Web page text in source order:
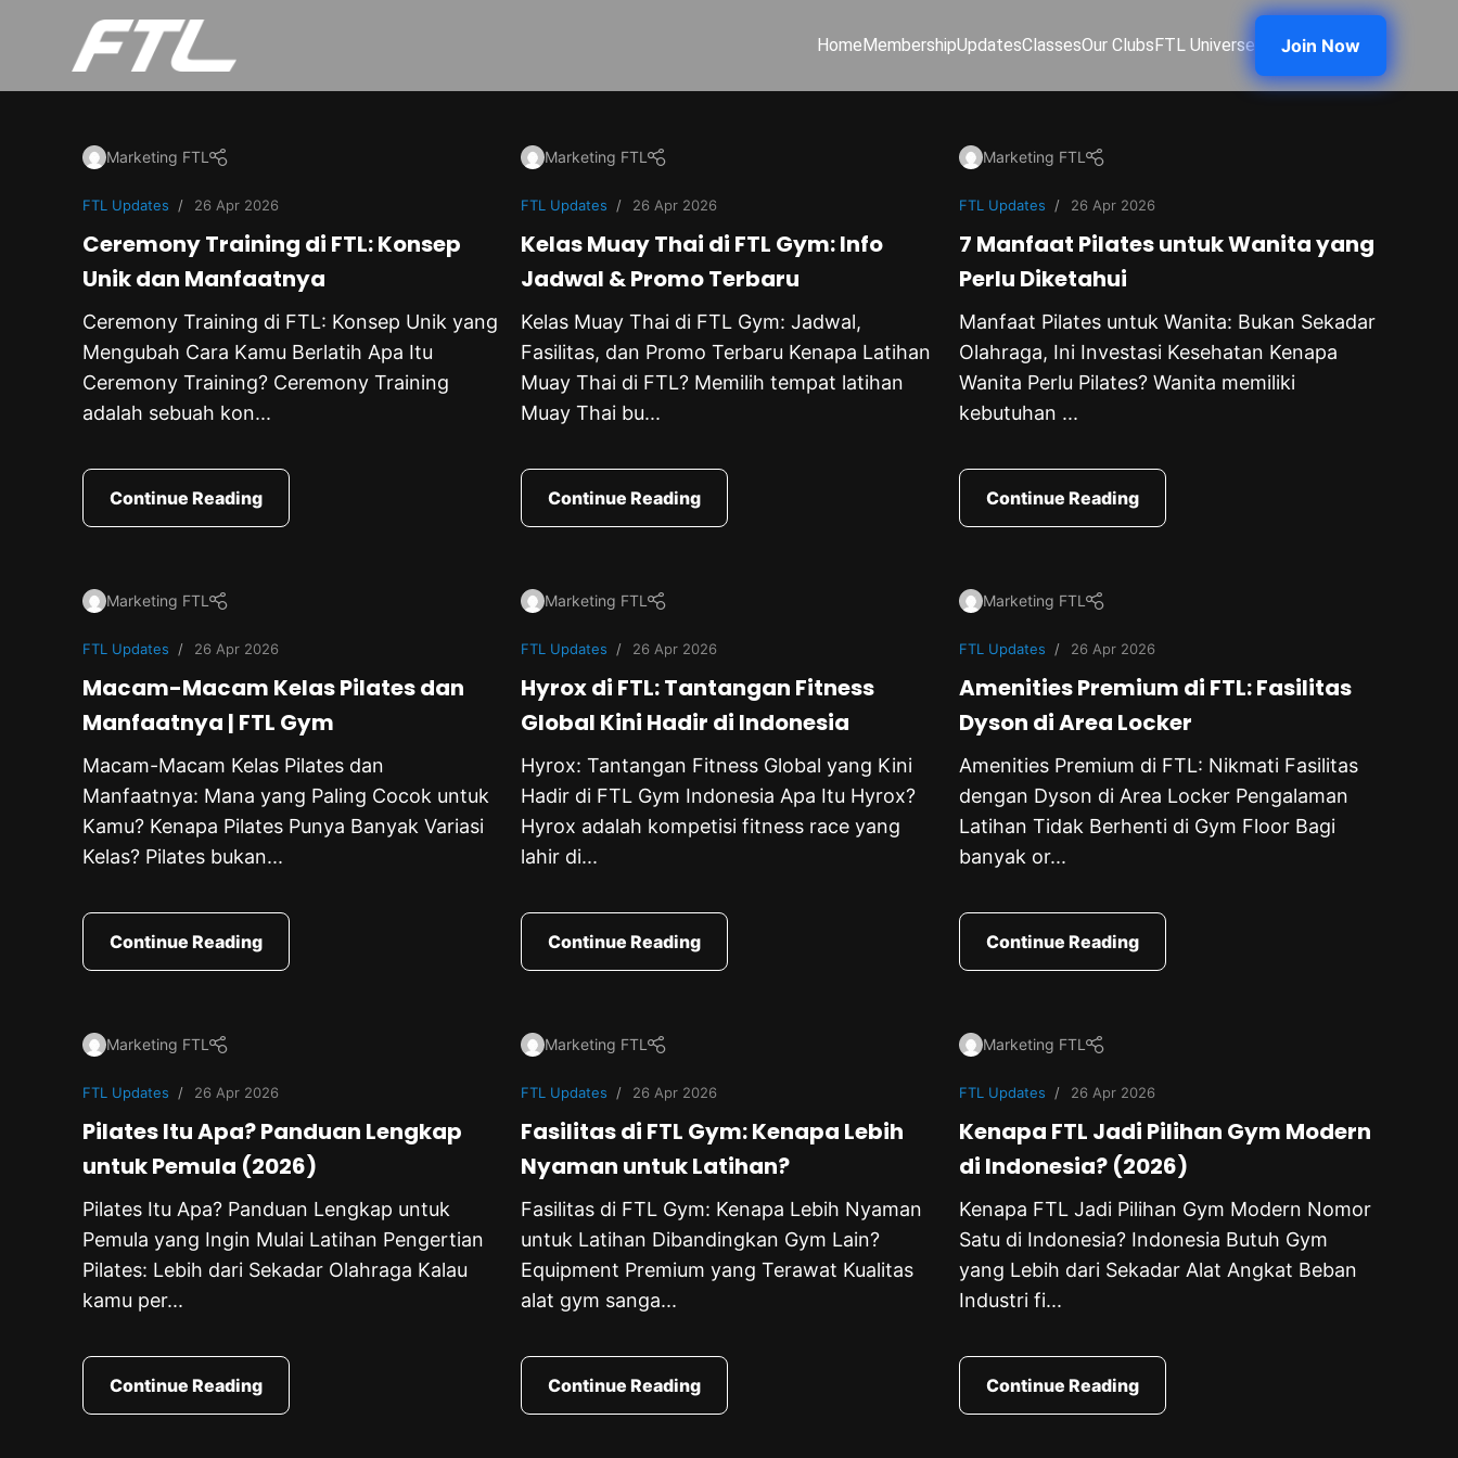
HomeMembershipUpdatesClassesOur ClubsFTL Universe Join Now
Marketing FTL
FTL Updates 26 Apr 2026
Ceremony Training di FTL: Konsep
Unik dan Manfaatnya
Ceremony Training di FTL: Konsep Unik yang
Mengubah Cara Kamu Berlatih Apa Itu
Ceremony Training? Ceremony Training
adalah sebuah kon...
Continue Reading
Marketing FTL
FTL Updates 26 Apr 2026
Kelas Muay Thai di FTL Gym: Info
Jadwal & Promo Terbaru
Kelas Muay Thai di FTL Gym: Jadwal,
Fasilitas, dan Promo Terbaru Kenapa Latihan
Muay Thai di FTL? Memilih tempat latihan
Muay Thai bu...
Continue Reading
Marketing FTL
FTL Updates 26 Apr 2026
7 Manfaat Pilates untuk Wanita yang
Perlu Diketahui
Manfaat Pilates untuk Wanita: Bukan Sekadar
Olahraga, Ini Investasi Kesehatan Kenapa
Wanita Perlu Pilates? Wanita memiliki
kebutuhan ...
Continue Reading
Marketing FTL
FTL Updates 26 Apr 2026
Macam-Macam Kelas Pilates dan
Manfaatnya | FTL Gym
Macam-Macam Kelas Pilates dan
Manfaatnya: Mana yang Paling Cocok untuk
Kamu? Kenapa Pilates Punya Banyak Variasi
Kelas? Pilates bukan...
Continue Reading
Marketing FTL
FTL Updates 26 Apr 2026
Hyrox di FTL: Tantangan Fitness
Global Kini Hadir di Indonesia
Hyrox: Tantangan Fitness Global yang Kini
Hadir di FTL Gym Indonesia Apa Itu Hyrox?
Hyrox adalah kompetisi fitness race yang
lahir di...
Continue Reading
Marketing FTL
FTL Updates 26 Apr 2026
Amenities Premium di FTL: Fasilitas
Dyson di Area Locker
Amenities Premium di FTL: Nikmati Fasilitas
dengan Dyson di Area Locker Pengalaman
Latihan Tidak Berhenti di Gym Floor Bagi
banyak or...
Continue Reading
Marketing FTL
FTL Updates 26 Apr 2026
Pilates Itu Apa? Panduan Lengkap
untuk Pemula (2026)
Pilates Itu Apa? Panduan Lengkap untuk
Pemula yang Ingin Mulai Latihan Pengertian
Pilates: Lebih dari Sekadar Olahraga Kalau
kamu per...
Continue Reading
Marketing FTL
FTL Updates 26 Apr 2026
Fasilitas di FTL Gym: Kenapa Lebih
Nyaman untuk Latihan?
Fasilitas di FTL Gym: Kenapa Lebih Nyaman
untuk Latihan Dibandingkan Gym Lain?
Equipment Premium yang Terawat Kualitas
alat gym sanga...
Continue Reading
Marketing FTL
FTL Updates 26 Apr 2026
Kenapa FTL Jadi Pilihan Gym Modern
di Indonesia? (2026)
Kenapa FTL Jadi Pilihan Gym Modern Nomor
Satu di Indonesia? Indonesia Butuh Gym
yang Lebih dari Sekadar Alat Angkat Beban
Industri fi...
Continue Reading